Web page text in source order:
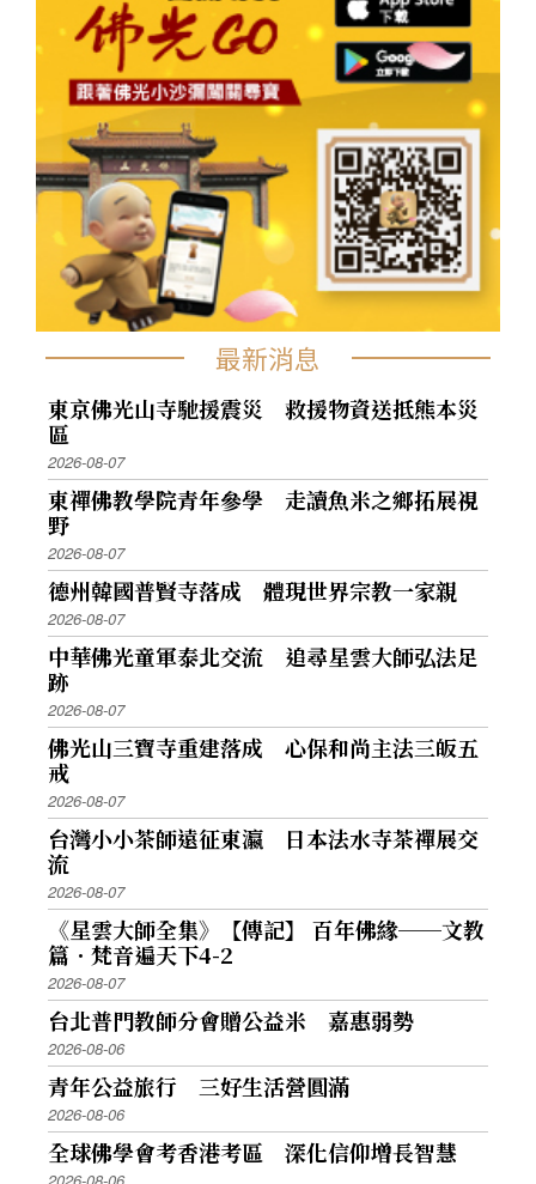
最新消息
東京佛光山寺馳援震災 救援物資送抵熊本災
區
2026-08-07
東禪佛教學院青年參學 走讀魚米之鄉拓展視
野
2026-08-07
德州韓國普賢寺落成 體現世界宗教一家親
2026-08-07
中華佛光童軍泰北交流 追尋星雲大師弘法足
跡
2026-08-07
佛光山三寶寺重建落成 心保和尚主法三皈五
戒
2026-08-07
台灣小小茶師遠征東瀛 日本法水寺茶禪展交
流
2026-08-07
《星雲大師全集》【傳記】 百年佛緣──文教
篇．梵音遍天下4-2
2026-08-07
台北普門教師分會贈公益米 嘉惠弱勢
2026-08-06
青年公益旅行 三好生活營圓滿
2026-08-06
全球佛學會考香港考區 深化信仰增長智慧